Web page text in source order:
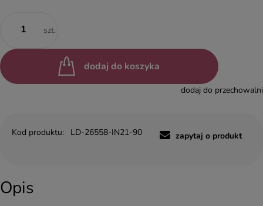
szt.
dodaj do koszyka
dodaj do przechowalni
Kod produktu: LD-26558-IN21-90 zapytaj o produkt
Opis